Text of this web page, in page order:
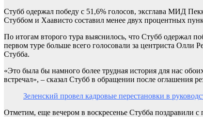
Стубб одержал победу с 51,6% голосов, эксглава МИД
Стуббом и Хаависто составил менее двух процентных
По итогам второго тура выяснилось, что Стубб одержал
первом туре больше всего голосовали за центриста Олли
Стубба.
«Это была бы намного более трудная история для нас
встречал», – сказал Стубб в обращении после оглашения
Зеленский провел кадровые перестановки в
Отметим, еще вечером в воскресенье Стубба поздравили с